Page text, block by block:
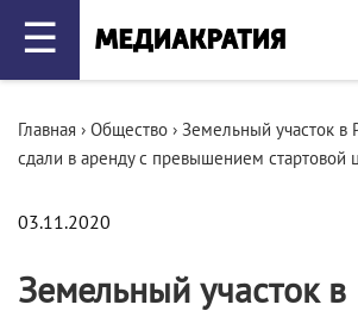
☰
Главная › Общество › Земельный участок в
сдали в аренду с превышением стартовой
03.11.2020
Земельный участок в